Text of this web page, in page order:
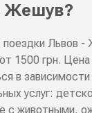
Жешув?
Львов -
1500 грн.
в
услуг:
с животными,